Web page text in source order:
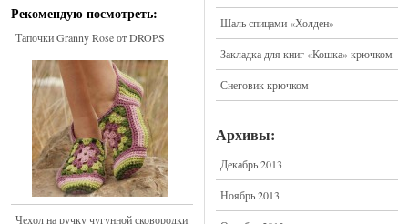
Рекомендую посмотреть:
Тапочки Granny Rose от DROPS
Чехол на ручку чугунной сковородки
Шаль спицами «Холден»
Закладка для книг «Кошка» крючком
Снеговик крючком
Архивы:
Декабрь 2013
Ноябрь 2013